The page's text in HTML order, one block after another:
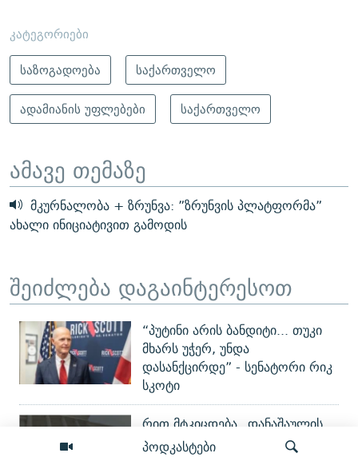
პოდკასტები
კატეგორიები
საზოგადოება
საქართველო
ადამიანის უფლებები
საქართველო
ამავე თემაზე
მკურნალობა + ზრუნვა: ”ზრუნვის პლატფორმა”
ახალი ინიციატივით გამოდის
შეიძლება დაგაინტერესოთ
“პუტინი არის ბანდიტი... თუკი
მხარს უჭერ, უნდა
დასანქცირდე” - სენატორი რიკ
სკოტი
რით მტკიცდება „დანაშაულის
წაქეზება“? - რა (ვერ) გავიგეთ
პროკურორისგან გიგა